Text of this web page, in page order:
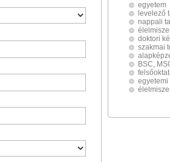
egyetem
levelező
nappali
doktori
szakmai
BSC,
egyetemi